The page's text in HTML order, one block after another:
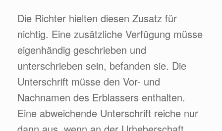
Die Richter hielten diesen Zusatz für
nichtig. Eine zusätzliche Verfügung müsse
eigenhändig geschrieben und
unterschrieben sein, befanden sie. Die
Unterschrift müsse den Vor- und
Nachnamen des Erblassers enthalten.
Eine abweichende Unterschrift reiche nur